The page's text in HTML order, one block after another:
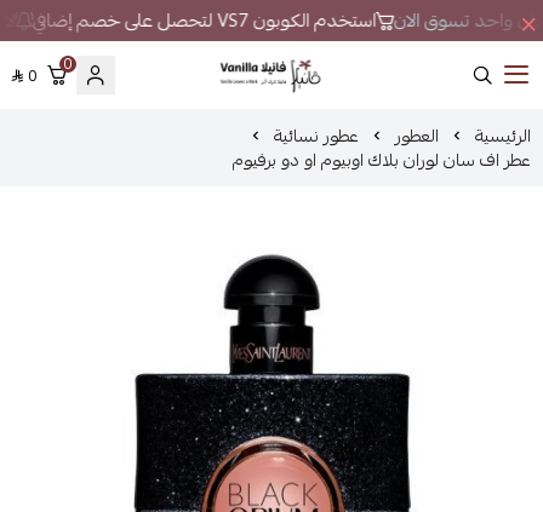
واحد تسوق الان استخدم الكوبون VS7 لتحصل على خصم إضافي
فانيلا
0
0
الرئيسية العطور عطور نسائية
عطر اف سان لوران بلاك اوبيوم او دو برفيوم